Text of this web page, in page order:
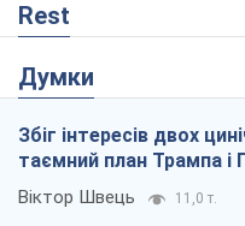
Rest
Думки
Збіг інтересів двох
таємний план Трампа і
Віктор Швець 11,0 т.